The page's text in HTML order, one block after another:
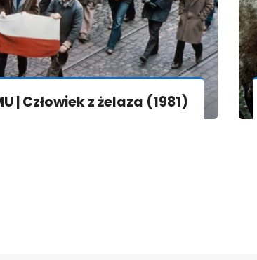
| Człowiek z żelaza (1981)